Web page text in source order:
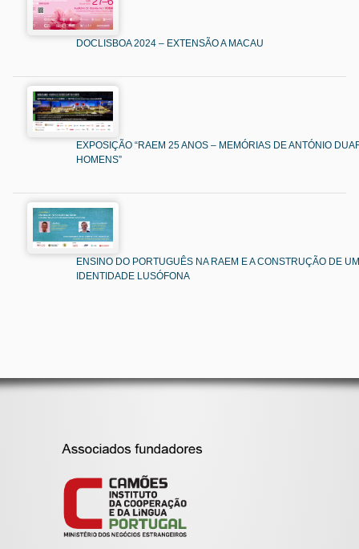
DOCLISBOA 2024 – EXTENSÃO A MACAU
EXPOSIÇÃO “RAEM 25 ANOS – MEMÓRIAS DE ANTÓNIO
HOMENS”
ENSINO DO PORTUGUÊS NA RAEM E A CONSTRUÇÃO DE
IDENTIDADE LUSÓFONA